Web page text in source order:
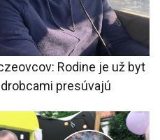
Rodine je už byt
presúvajú